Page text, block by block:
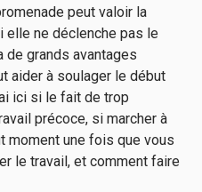
peut valoir la
elle ne déclenche pas le
de grands avantages
aider à soulager le début
ici si le fait de trop
précoce, si marcher à
moment une fois que vous
le travail, et comment faire